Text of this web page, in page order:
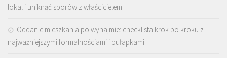
lokal i uniknąć sporów z właścicielem
Oddanie mieszkania po wynajmie: checklista krok po kroku z
najważniejszymi formalnościami i pułapkami